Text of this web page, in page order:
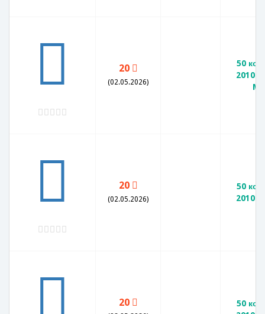
20
(02.05.2026)
50
2010
M
20
(02.05.2026)
50
2010 М
20
50